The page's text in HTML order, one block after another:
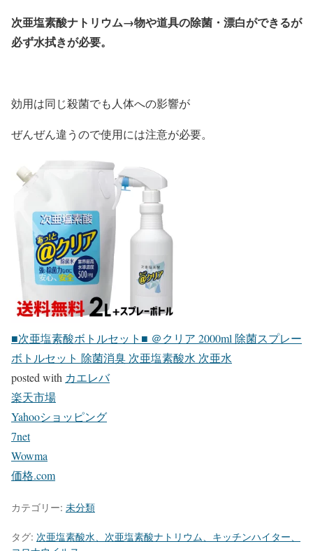
次亜塩素酸ナトリウム→物や道具の除菌・漂白ができるが
必ず水拭きが必要。
効用は同じ殺菌でも人体への影響が
ぜんぜん違うので使用には注意が必要。
■次亜塩素酸ボトルセット■ ＠クリア 2000ml 除菌スプレー
ボトルセット 除菌消臭 次亜塩素酸水 次亜水
posted with カエレバ
楽天市場
Yahooショッピング
7net
Wowma
価格.com
カテゴリー: 未分類
タグ: 次亜塩素酸水、次亜塩素酸ナトリウム、キッチンハイター、